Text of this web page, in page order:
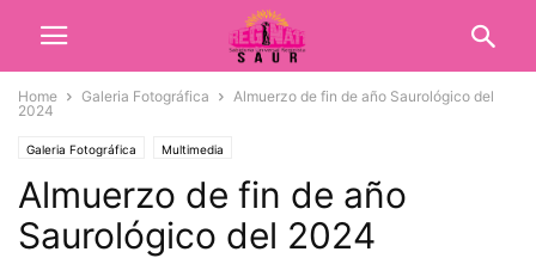
Home Galeria Fotográfica
Almuerzo de fin de año Saurológico del
2024
Galeria Fotográfica Multimedia
Almuerzo de fin de año
Saurológico del 2024